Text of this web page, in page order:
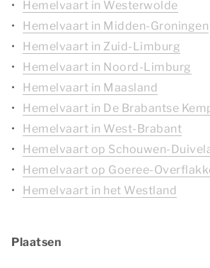
Hemelvaart in Westerwolde
Hemelvaart in Midden-Groningen
Hemelvaart in Zuid-Limburg
Hemelvaart in Noord-Limburg
Hemelvaart in Maasland
Hemelvaart in De Brabantse
Hemelvaart in West-Brabant
Hemelvaart op Schouwen-
Hemelvaart op Goeree-
Hemelvaart in het Westland
Plaatsen